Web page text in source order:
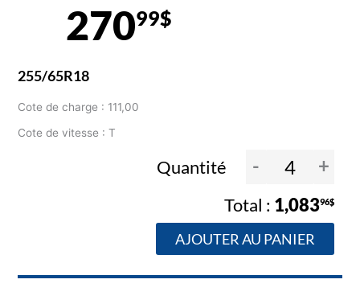
27099$
255/65R18
Cote de charge : 111,00
Cote de vitesse : T
Quantité - +
1,08396$
AJOUTER AU PANIER